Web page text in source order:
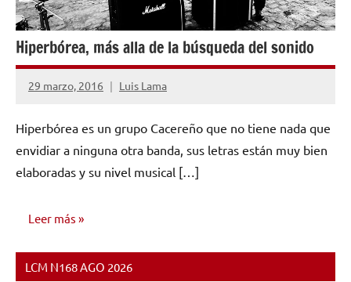
Hiperbórea, más alla de la búsqueda del sonido
29 marzo, 2016 Luis Lama
No
comentarios
Hiperbórea es un grupo Cacereño que no tiene nada que
envidiar a ninguna otra banda, sus letras están muy bien
elaboradas y su nivel musical […]
Leer más
ENTREVISTAS
LCM N168 AGO 2026